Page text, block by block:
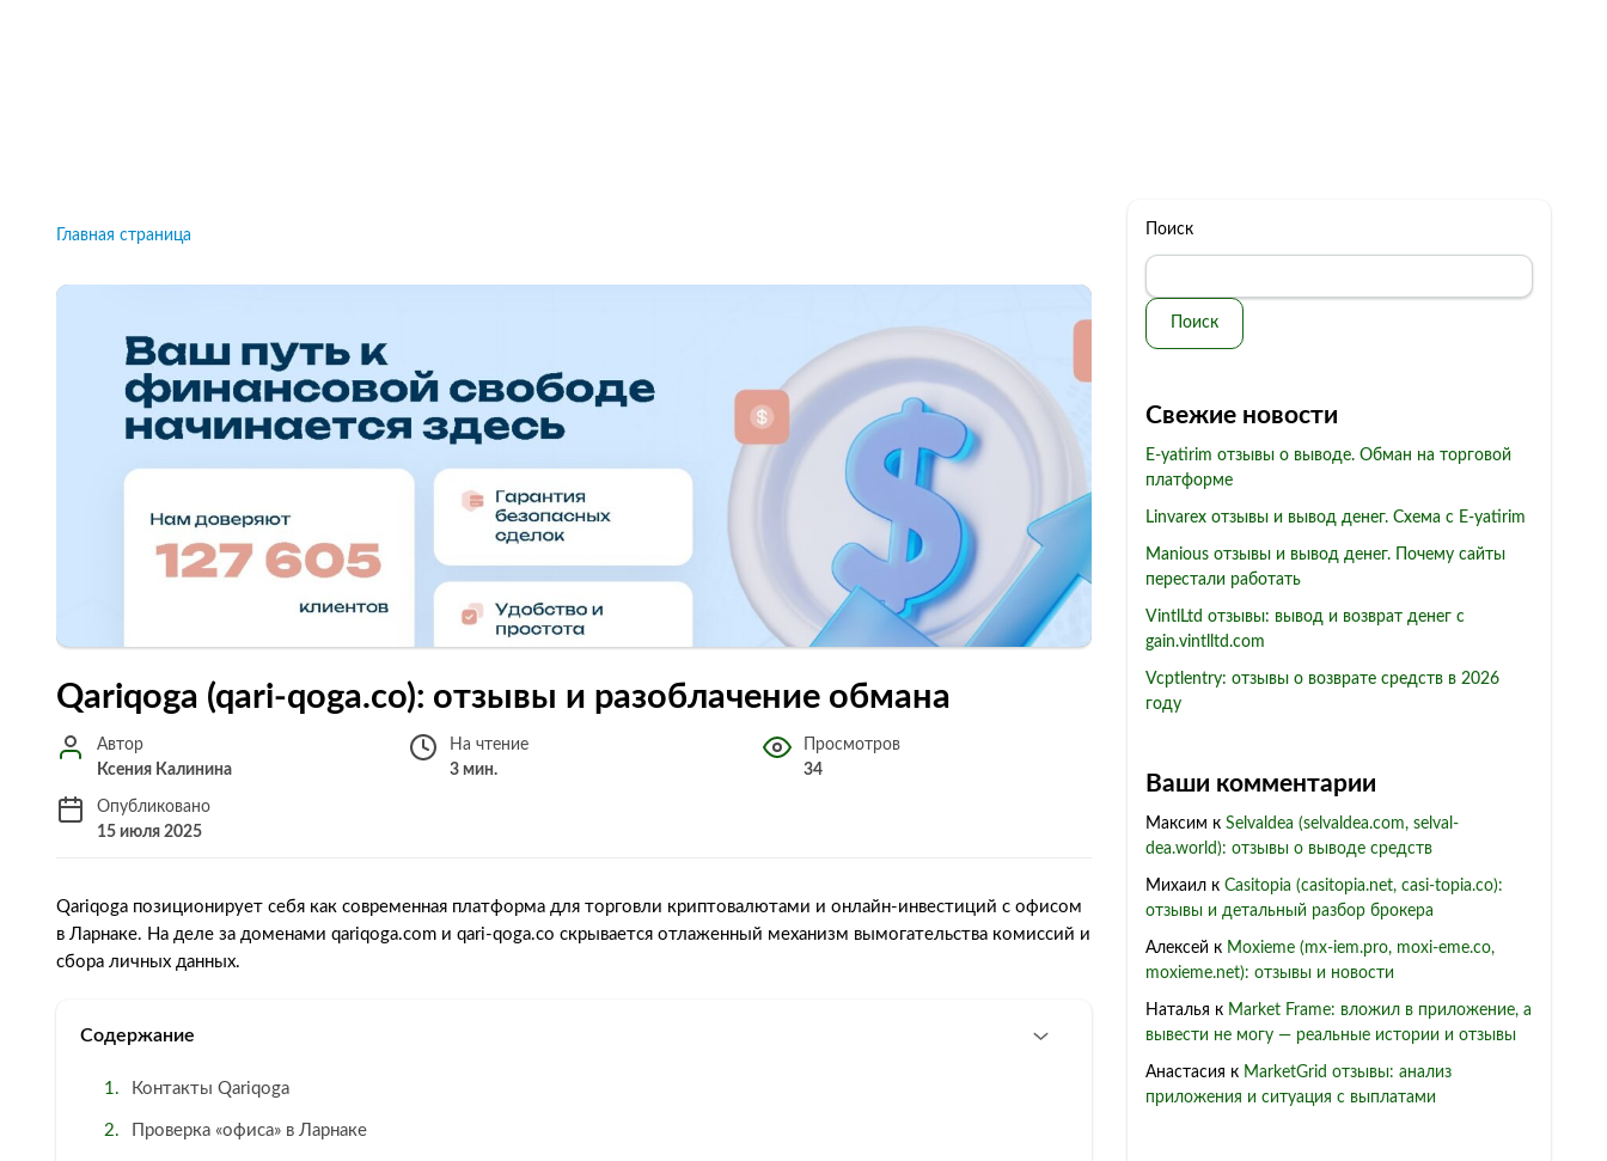
Главная страница
Qariqoga (qari‑qoga.co): отзывы и разоблачение обмана
Автор
Ксения Калинина
На чтение
3 мин.
Просмотров
34
Опубликовано
15 июля 2025
Qariqoga позиционирует себя как современная платформа для торговли криптовалютами и онлайн‑инвестиций с офисом
в Ларнаке. На деле за доменами qariqoga.com и qari‑qoga.co скрывается отлаженный механизм вымогательства комиссий и
сбора личных данных.
Содержание
Контакты Qariqoga
Проверка «офиса» в Ларнаке
Поиск
Поиск
Свежие новости
E-yatirim отзывы о выводе. Обман на торговой
платформе
Linvarex отзывы и вывод денег. Схема с E-yatirim
Manious отзывы и вывод денег. Почему сайты
перестали работать
VintlLtd отзывы: вывод и возврат денег с
gain.vintlltd.com
Vcptlentry: отзывы о возврате средств в 2026
году
Ваши комментарии
Максим к Selvaldea (selvaldea.com, selval-
dea.world): отзывы о выводе средств
Михаил к Casitopia (casitopia.net, casi-topia.co):
отзывы и детальный разбор брокера
Алексей к Moxieme (mx-iem.pro, moxi-eme.co,
moxieme.net): отзывы и новости
Наталья к Market Frame: вложил в приложение, а
вывести не могу — реальные истории и отзывы
Анастасия к MarketGrid отзывы: анализ
приложения и ситуация с выплатами